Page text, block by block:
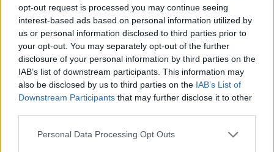
opt-out request is processed you may continue seeing
interest-based ads based on personal information utilized by
us or personal information disclosed to third parties prior to
your opt-out. You may separately opt-out of the further
disclosure of your personal information by third parties on the
IAB’s list of downstream participants. This information may
also be disclosed by us to third parties on the IAB’s List of
Downstream Participants that may further disclose it to other
Personal Data Processing Opt Outs
Provenance des
numéros de